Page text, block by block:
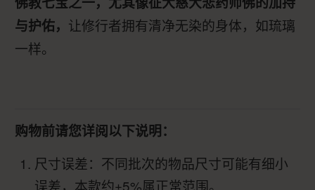
与护佑， 让修行者拥有清净无染的身体，如琉璃
一样。
购物前请您详阅以下说明：
尺寸误差：不同批次的物品尺寸可能有细小
误差，本款约±5%属正常范围。